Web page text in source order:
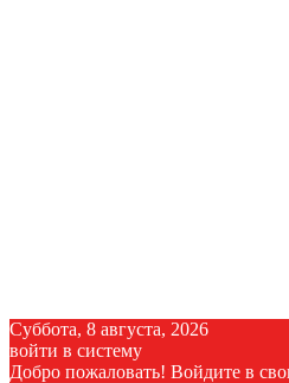
Суббота, 8 августа, 2026
войти в систему
Добро пожаловать! Войдите в